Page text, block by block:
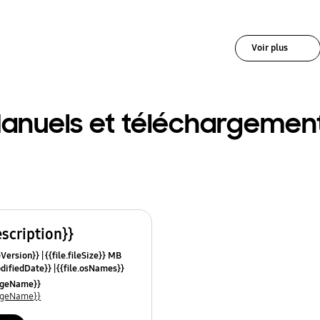
Voir plus
et
{{file.fileSize}} MB
{{file.osNames}}